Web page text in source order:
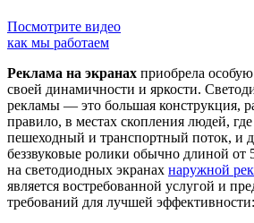
Посмотрите видео
как мы работаем
Реклама на экранах приобрела
своей динамичности и яркости.
рекламы — это большая конструкция,
правило, в местах скопления людей,
пешеходный и транспортный поток, и
беззвуковые ролики обычно длиной от
на светодиодных экранах наружной
является востребованной услугой и
требований для лучшей эффективности: